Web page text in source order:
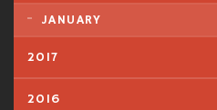
JANUARY
2017
2016